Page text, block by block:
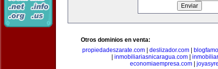
Otros dominios en venta:
propiedadeszarate.com| deslizador.com|
inmobiliariasnicaragua.com
economiaempresa.com|